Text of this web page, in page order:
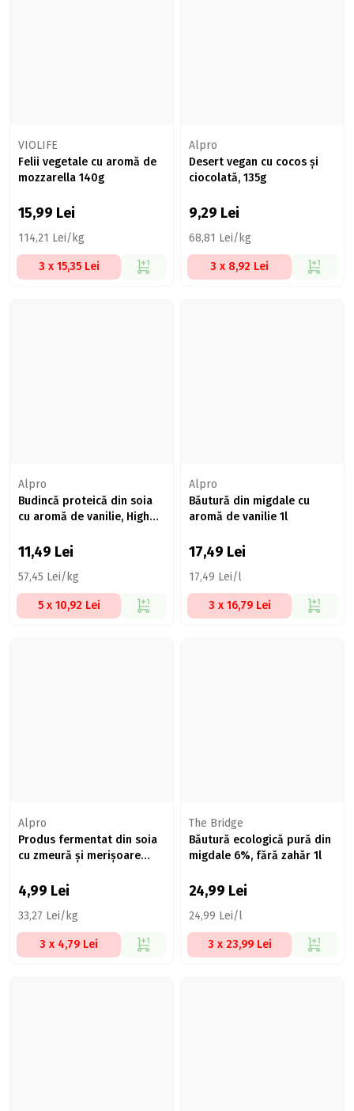
VIOLIFE
Felii vegetale cu aromă de
mozzarella 140g
15,99 Lei
114,21 Lei/kg
3 x 15,35 Lei
Alpro
Desert vegan cu cocos și
ciocolată, 135g
9,29 Lei
68,81 Lei/kg
3 x 8,92 Lei
Alpro
Budincă proteică din soia
cu aromă de vanilie, High
11,49 Lei
57,45 Lei/kg
5 x 10,92 Lei
Alpro
Băutură din migdale cu
aromă de vanilie 1l
17,49 Lei
17,49 Lei/l
3 x 16,79 Lei
Alpro
Produs fermentat din soia
cu zmeură și merișoare
4,99 Lei
33,27 Lei/kg
3 x 4,79 Lei
The Bridge
Băutură ecologică pură din
migdale 6%, fără zahăr 1l
24,99 Lei
24,99 Lei/l
3 x 23,99 Lei